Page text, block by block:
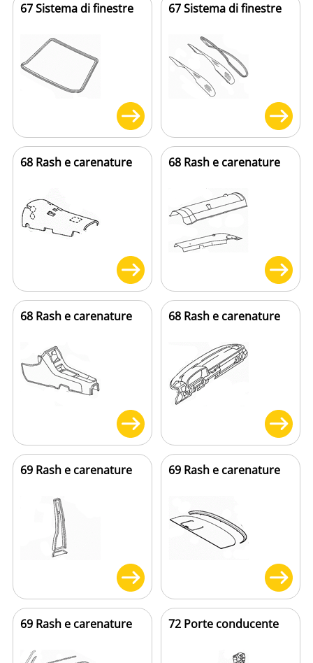
67 Sistema di finestre 67 Sistema di finestre
68 Rash e carenature 68 Rash e carenature
68 Rash e carenature 68 Rash e carenature
69 Rash e carenature 69 Rash e carenature
69 Rash e carenature 72 Porte conducente